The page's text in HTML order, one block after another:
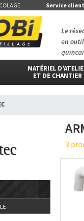
Service client
Le
en
MATÉRIEL
ET DE CHANTIER
3